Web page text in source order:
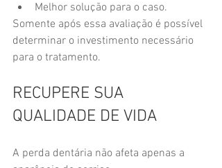
Melhor solução para o caso.
Somente após essa avaliação é possível
determinar o investimento necessário
para o tratamento.
RECUPERE SUA
QUALIDADE DE VIDA
A perda dentária não afeta apenas a